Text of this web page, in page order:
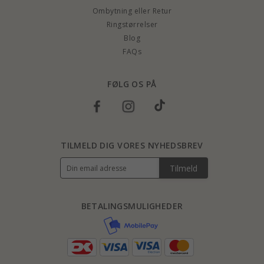
Ombytning eller Retur
Ringstørrelser
Blog
FAQs
FØLG OS PÅ
BETALINGSMULIGHEDER
TILMELD DIG VORES NYHEDSBREV
Tilmeld